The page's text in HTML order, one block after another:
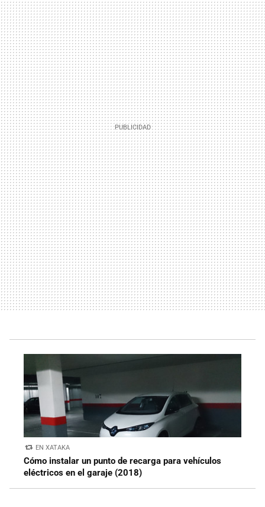
EN XATAKA
Cómo instalar un punto de recarga para vehículos
eléctricos en el garaje (2018)